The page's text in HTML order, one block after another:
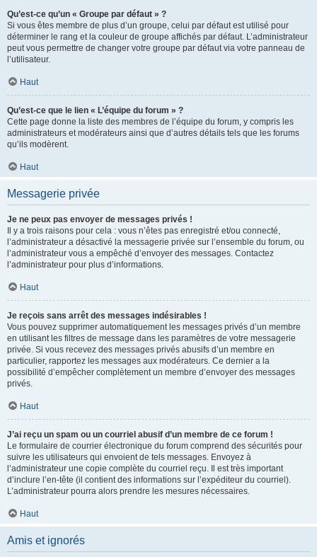
Qu’est-ce qu’un « Groupe par défaut » ?
Si vous êtes membre de plus d’un groupe, celui par défaut est utilisé pour
déterminer le rang et la couleur de groupe affichés par défaut. L’administrateur
peut vous permettre de changer votre groupe par défaut via votre panneau de
l’utilisateur.
Haut
Qu’est-ce que le lien « L’équipe du forum » ?
Cette page donne la liste des membres de l’équipe du forum, y compris les
administrateurs et modérateurs ainsi que d’autres détails tels que les forums
qu’ils modèrent.
Haut
Messagerie privée
Je ne peux pas envoyer de messages privés !
Il y a trois raisons pour cela : vous n’êtes pas enregistré et/ou connecté,
l’administrateur a désactivé la messagerie privée sur l’ensemble du forum, ou
l’administrateur vous a empêché d’envoyer des messages. Contactez
l’administrateur pour plus d’informations.
Haut
Je reçois sans arrêt des messages indésirables !
Vous pouvez supprimer automatiquement les messages privés d’un membre
en utilisant les filtres de message dans les paramètres de votre messagerie
privée. Si vous recevez des messages privés abusifs d’un membre en
particulier, rapportez les messages aux modérateurs. Ce dernier a la
possibilité d’empêcher complètement un membre d’envoyer des messages
privés.
Haut
J’ai reçu un spam ou un courriel abusif d’un membre de ce forum !
Le formulaire de courrier électronique du forum comprend des sécurités pour
suivre les utilisateurs qui envoient de tels messages. Envoyez à
l’administrateur une copie complète du courriel reçu. Il est très important
d’inclure l’en-tête (il contient des informations sur l’expéditeur du courriel).
L’administrateur pourra alors prendre les mesures nécessaires.
Haut
Amis et ignorés